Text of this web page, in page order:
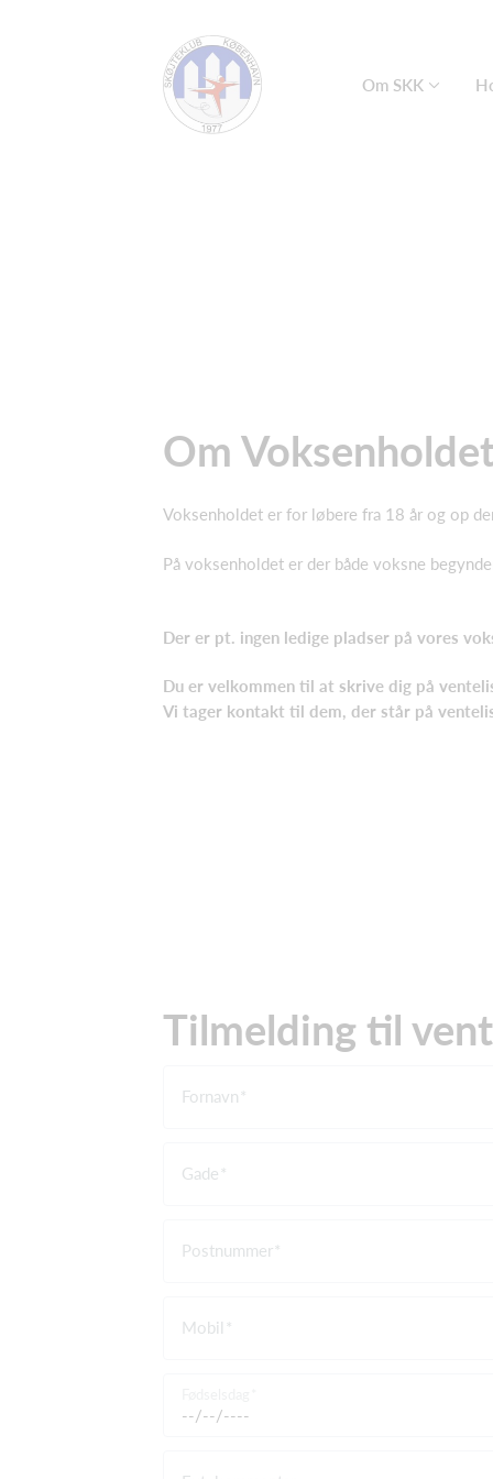
Om SKK
Om
Voksenholdet er for løbere fra 18 år og op
På voksenholdet er der både voksne
Der er pt. ingen ledige pladser på vores
Du er velkommen til at skrive dig på
Vi tager kontakt til dem, der står på
Tilmelding til
Fornavn
Gade
Postnummer
Mobil